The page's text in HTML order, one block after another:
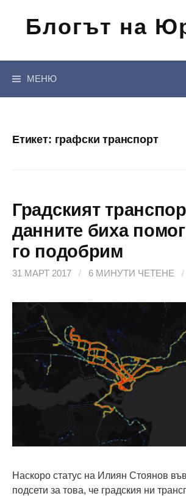
съдържанието
Блогът на
МЕНЮ
Етикет: графски транспорт
Градският
данните биха
го подобрим
31 МАРТ 2017 / 6 МИНУТИ ЧЕТЕНЕ /
Наскоро статус на Илиян Стоянов
подсети за това, че градския ни